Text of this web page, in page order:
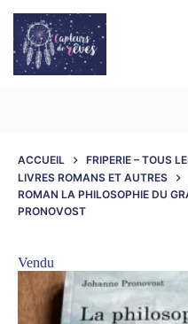
ACCUEIL FRIPERIE – TOUS
LIVRES ROMANS ET AUTRES
ROMAN LA PHILOSOPHIE DU
PRONOVOST
Vendu